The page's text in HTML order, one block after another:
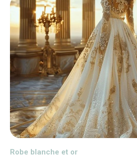
Robe blanche et or